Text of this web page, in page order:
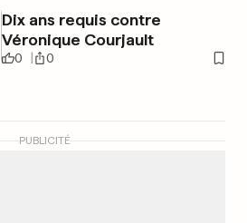
Dix ans requis contre
Véronique Courjault
0 0
PUBLICITÉ